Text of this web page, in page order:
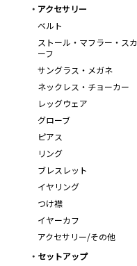
アクセサリー
ベルト
ストール・マフラー・スカ
ーフ
サングラス・メガネ
ネックレス・チョーカー
レッグウェア
グローブ
ピアス
リング
ブレスレット
イヤリング
つけ襟
イヤーカフ
アクセサリー/その他
セットアップ